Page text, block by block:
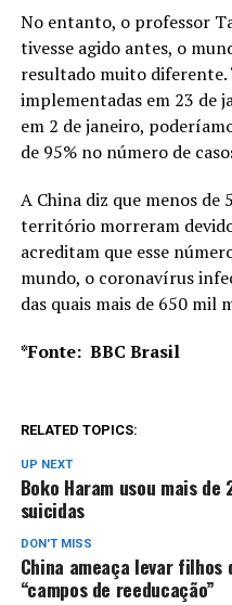
No entanto, o professor
tivesse agido antes, o
resultado muito diferente.
implementadas em 23 de
em 2 de janeiro,
de 95% no número de
A China diz que menos de
território morreram
acreditam que esse
mundo, o coronavírus
das quais mais de 650 mil
*Fonte: BBC Brasil
RELATED TOPICS:
UP NEXT
Boko Haram usou mais
suicidas
DON'T MISS
China ameaça levar
“campos de reeducação”